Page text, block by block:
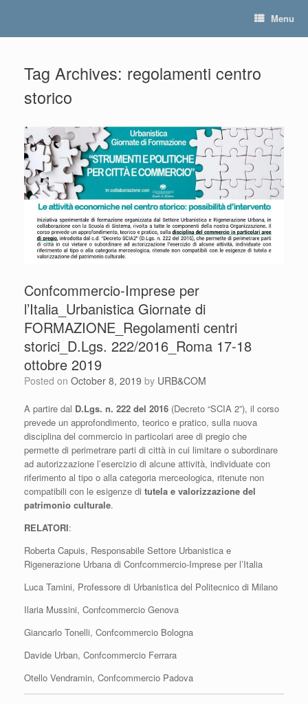
Menu
Tag Archives: regolamenti centro
storico
Confcommercio-Imprese per
l’Italia_Urbanistica Giornate di
FORMAZIONE_Regolamenti centri
storici_D.Lgs. 222/2016_Roma 17-18
ottobre 2019
Posted on October 8, 2019 by URB&COM
A partire dal D.Lgs. n. 222 del 2016 (Decreto “SCIA 2”), il corso
prevede un approfondimento, teorico e pratico, sulla nuova
disciplina del commercio in particolari aree di pregio che
permette di perimetrare parti di città in cui limitare o subordinare
ad autorizzazione l’esercizio di alcune attività, individuate con
riferimento al tipo o alla categoria merceologica, ritenute non
compatibili con le esigenze di tutela e valorizzazione del
patrimonio culturale.
RELATORI:
Roberta Capuis, Responsabile Settore Urbanistica e
Rigenerazione Urbana di Confcommercio-Imprese per l’Italia
Luca Tamini, Professore di Urbanistica del Politecnico di Milano
Ilaria Mussini, Confcommercio Genova
Giancarlo Tonelli, Confcommercio Bologna
Davide Urban, Confcommercio Ferrara
Otello Vendramin, Confcommercio Padova